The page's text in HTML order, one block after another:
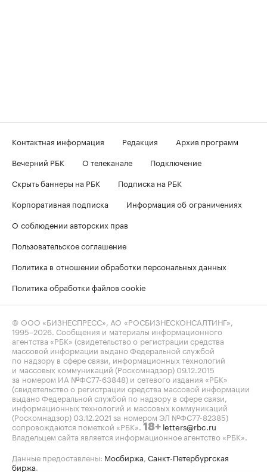
Контактная информация Редакция
Архив программ
Вечерний РБК
О телеканале
Подключение
Скрыть баннеры на РБК
Подписка на РБК
Корпоративная подписка
Информация об ограничениях
О соблюдении авторских прав
Пользовательское соглашение
Политика в отношении обработки персональных данных
Политика обработки файлов cookie
© ООО «БИЗНЕСПРЕСС», АО «РОСБИЗНЕСКОНСАЛТИНГ»,
1995–2026. Сообщения и материалы информационного
агентства «РБК» (свидетельство о регистрации средства
массовой информации выдано Федеральной службой
по надзору в сфере связи, информационных технологий
и массовых коммуникаций (Роскомнадзор) 09.12.2015
за номером ИА №ФС77-63848) и сетевого издания «РБК»
(свидетельство о регистрации средства массовой информации
выдано Федеральной службой по надзору в сфере связи,
информационных технологий и массовых коммуникаций
(Роскомнадзор) 03.12.2021 за номером ЭЛ №ФС77-82385)
сопровождаются пометкой «РБК». 18+ letters@rbc.ru
Владельцем сайта является информационное агентство «РБК».
Данные предоставлены: Мосбиржа, Санкт-Петербургская
биржа.